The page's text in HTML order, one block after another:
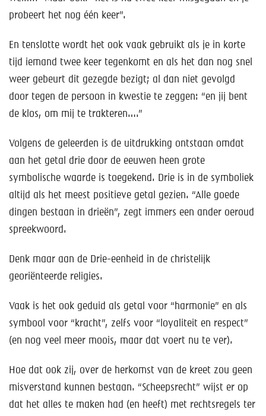
probeert het nog één keer”.
En tenslotte wordt het ook vaak gebruikt als je in korte
tijd iemand twee keer tegenkomt en als het dan nog snel
weer gebeurt dit gezegde bezigt; al dan niet gevolgd
door tegen de persoon in kwestie te zeggen: “en jij bent
de klos, om mij te trakteren….”
Volgens de geleerden is de uitdrukking ontstaan omdat
aan het getal drie door de eeuwen heen grote
symbolische waarde is toegekend. Drie is in de symboliek
altijd als het meest positieve getal gezien. “Alle goede
dingen bestaan in drieën”, zegt immers een ander oeroud
spreekwoord.
Denk maar aan de Drie-eenheid in de christelijk
georiënteerde religies.
Vaak is het ook geduid als getal voor “harmonie” en als
symbool voor “kracht”, zelfs voor “loyaliteit en respect”
(en nog veel meer moois, maar dat voert nu te ver).
Hoe dat ook zij, over de herkomst van de kreet zou geen
misverstand kunnen bestaan. “Scheepsrecht” wijst er op
dat het alles te maken had (en heeft) met rechtsregels ter